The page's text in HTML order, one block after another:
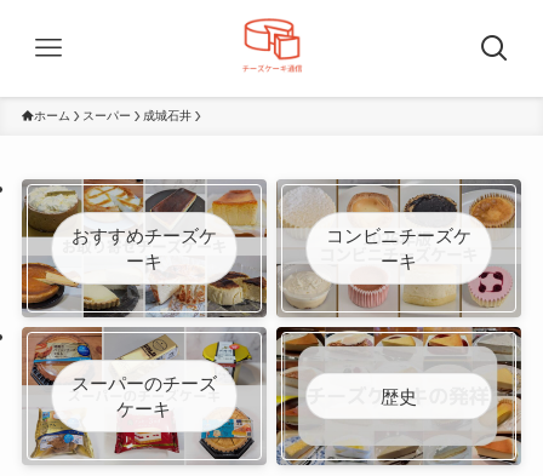
ホーム スーパー 成城石井
おすすめチーズケ
ーキ
コンビニチーズケ
ーキ
スーパーのチーズ
ケーキ
歴史